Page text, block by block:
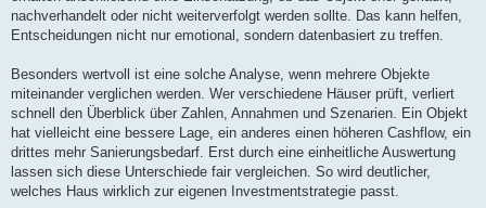
nachverhandelt oder nicht weiterverfolgt werden sollte. Das kann helfen,
Entscheidungen nicht nur emotional, sondern datenbasiert zu treffen.
Besonders wertvoll ist eine solche Analyse, wenn mehrere Objekte
miteinander verglichen werden. Wer verschiedene Häuser prüft, verliert
schnell den Überblick über Zahlen, Annahmen und Szenarien. Ein Objekt
hat vielleicht eine bessere Lage, ein anderes einen höheren Cashflow, ein
drittes mehr Sanierungsbedarf. Erst durch eine einheitliche Auswertung
lassen sich diese Unterschiede fair vergleichen. So wird deutlicher,
welches Haus wirklich zur eigenen Investmentstrategie passt.